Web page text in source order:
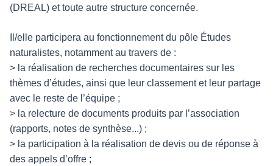
(DREAL) et toute autre structure concernée.
Il/elle participera au fonctionnement du pôle Études
naturalistes, notamment au travers de :
> la réalisation de recherches documentaires sur les
thèmes d’études, ainsi que leur classement et leur partage
avec le reste de l’équipe ;
> la relecture de documents produits par l’association
(rapports, notes de synthèse...) ;
> la participation à la réalisation de devis ou de réponse à
des appels d’offre ;